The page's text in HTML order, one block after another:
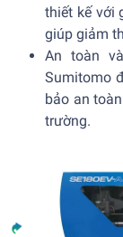
thiết kế với
giúp giảm
An toàn
Sumitomo
bảo an
trường.